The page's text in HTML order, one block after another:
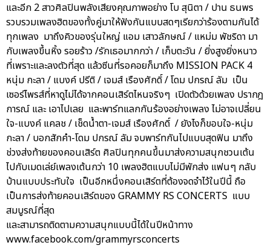
และอีก 2 สาวศิลปินพลังเสียงคุณภาพอย่าง โบ สุนิตา / ปาน ธนพร
รวบรวมเพลงฮิตของทั้งคู่มาให้ฟังกันแบบสดๆเรียกว่าร้องตามกันได้
ทุกเพลง มาถึงคิวของรุ่นใหญ่ แอม เสาวลักษณ์ / แหม่ม พัชริดา มา
กับเพลงขึ้นหิ้ง รอยร้าว /รักเธอมากกว่า / เก็บตะวัน / ยิ่งสูงยิ่งหนาว
ที่เพราะและลงตัวที่สุด แล้วซีนที่รอคอยก็มาถึง MISSION PACK 4
หนุ่ม กะลา / แบงค์ ปรีติ / เจมส์ เรืองศักดิ์ / โดม ปกรณ์ ลัม เป็น
เซอร์ไพรส์ที่หาดูไม่ได้จากคอนเสิร์ตไหนจริงๆ เปิดตัวด้วยเพลง ปรากฎ
การณ์ และ เอาไปเลย และพาร์ทแลกกันร้องอย่างเพลง ไม่อาจเปลี่ยน
ใจ-แบงค์ แคลช / เช็ดน้ำตา-เจมส์ เรืองศักดิ์ / ยังไงก็ขอบใจ-หนุ่ม
กะลา / บอกสักคำ-โดม ปกรณ์ ลัม จบพาร์ทกันไปแบบสุดฟิน มาถึง
ช่วงส่งท้ายของคอนเสิร์ต ศิลปินทุกคนขึ้นมาส่งความสนุกชวนเต้น
ไปกับเมดเล่ย์เพลงเต้นกว่า 10 เพลงฮิตแบบไม่มีพักส่ง แฟนๆ กลับ
บ้านแบบประทับใจ เป็นอีกหนึ่งคอนเสิร์ตที่ต้องจดจำไว้ในปีนี้ ถือ
เป็นการส่งท้ายคอนเสิร์ตของ GRAMMY RS CONCERTS แบบ
สมบูรณ์ที่สุด
และสามารถติดตามความสนุกแบบนี้ได้ในปีหน้าทาง
www.facebook.com/grammyrsconcerts